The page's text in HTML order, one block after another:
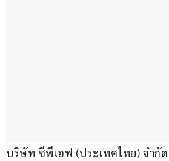
บริษัท ซีพีเอฟ (ประเทศไทย) จำกั